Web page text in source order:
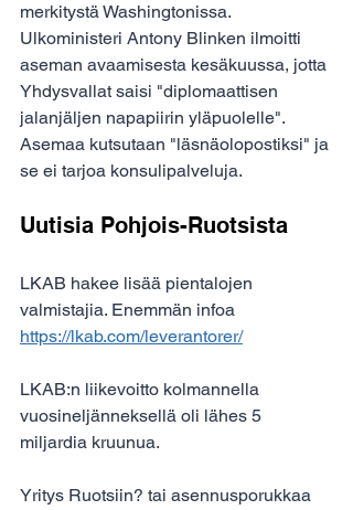
merkitystä Washingtonissa.
Ulkoministeri Antony Blinken ilmoitti
aseman avaamisesta kesäkuussa, jotta
Yhdysvallat saisi "diplomaattisen
jalanjäljen napapiirin yläpuolelle".
Asemaa kutsutaan "läsnäolopostiksi" ja
se ei tarjoa konsulipalveluja.
Uutisia Pohjois-Ruotsista
LKAB hakee lisää pientalojen
valmistajia. Enemmän infoa
https://lkab.com/leverantorer/
LKAB:n liikevoitto kolmannella
vuosineljänneksellä oli lähes 5
miljardia kruunua.
Yritys Ruotsiin? tai asennusporukkaa